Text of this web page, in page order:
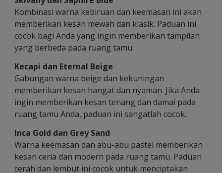
Kombinasi warna kebiruan dan keemasan ini akan
memberikan kesan mewah dan klasik. Paduan ini
cocok bagi Anda yang ingin memberikan tampilan
yang berbeda pada ruang tamu.
Kecapi dan Eternal Beige
Gabungan warna beige dan kekuningan
memberikan kesan hangat dan nyaman. Jika Anda
ingin memberikan kesan tenang dan damai pada
ruang tamu Anda, paduan ini sangatlah cocok.
Inca Gold dan Grey Sand
Warna keemasan dan abu-abu pastel memberikan
kesan ceria dan modern pada ruang tamu. Paduan
cerah dan lembut ini cocok untuk menciptakan